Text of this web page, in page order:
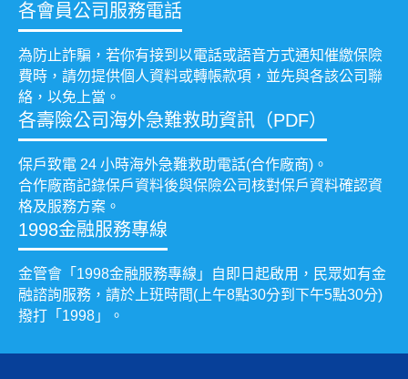
各會員公司服務電話
為防止詐騙，若你有接到以電話或語音方式通知催繳保險
費時，請勿提供個人資料或轉帳款項，並先與各該公司聯
絡，以免上當。
各壽險公司海外急難救助資訊（PDF）
保戶致電 24 小時海外急難救助電話(合作廠商)。
合作廠商記錄保戶資料後與保險公司核對保戶資料確認資
格及服務方案。
1998金融服務專線
金管會「1998金融服務專線」自即日起啟用，民眾如有金
融諮詢服務，請於上班時間(上午8點30分到下午5點30分)
撥打「1998」。